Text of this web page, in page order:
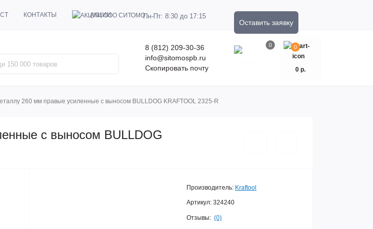
КОНТАКТЫ АКЦИИ Пн-Пт: 8:30 до 17:15
Оставить заявку
8 (812) 209-30-36
info@sitomospb.ru
Скопировать почту
0 0
0 р.
260 мм правые усиленные с выносом BULLDOG KRAFTOOL 2325-R
с выносом BULLDOG
Производитель: Kraftool
Артикул: 324240
Отзывы: (0)